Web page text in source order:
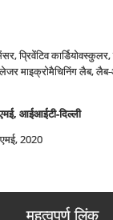
प्रिवेंटिव
लेजर माइक्रोमैचिनिंग लैब,
, आईआईटी-दिल्ली
2020
महत्वपूर्ण लिंक